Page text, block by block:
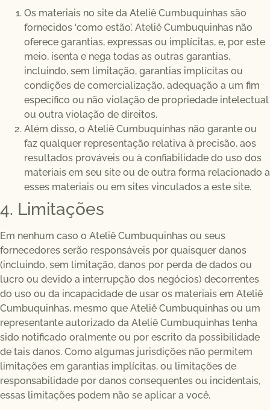
Os materiais no site da Ateliê Cumbuquinhas são
fornecidos ‘como estão’. Ateliê Cumbuquinhas não
oferece garantias, expressas ou implícitas, e, por este
meio, isenta e nega todas as outras garantias,
incluindo, sem limitação, garantias implícitas ou
condições de comercialização, adequação a um fim
específico ou não violação de propriedade intelectual
ou outra violação de direitos.
Além disso, o Ateliê Cumbuquinhas não garante ou
faz qualquer representação relativa à precisão, aos
resultados prováveis ​​ou à confiabilidade do uso dos
materiais em seu site ou de outra forma relacionado a
esses materiais ou em sites vinculados a este site.
4. Limitações
Em nenhum caso o Ateliê Cumbuquinhas ou seus
fornecedores serão responsáveis ​​por quaisquer danos
(incluindo, sem limitação, danos por perda de dados ou
lucro ou devido a interrupção dos negócios) decorrentes
do uso ou da incapacidade de usar os materiais em Ateliê
Cumbuquinhas, mesmo que Ateliê Cumbuquinhas ou um
representante autorizado da Ateliê Cumbuquinhas tenha
sido notificado oralmente ou por escrito da possibilidade
de tais danos. Como algumas jurisdições não permitem
limitações em garantias implícitas, ou limitações de
responsabilidade por danos consequentes ou incidentais,
essas limitações podem não se aplicar a você.